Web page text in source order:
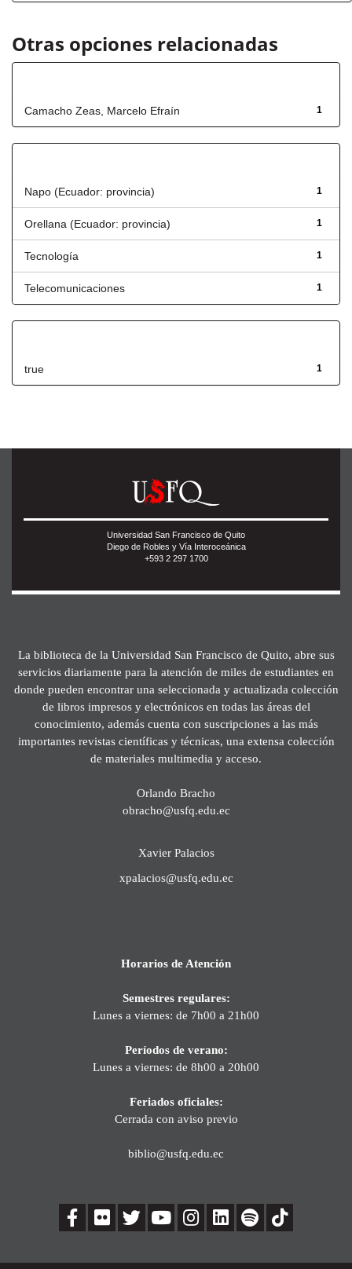
Otras opciones relacionadas
1
Camacho Zeas, Marcelo Efraín
1
Napo (Ecuador: provincia)
1
Orellana (Ecuador: provincia)
1
Tecnología
1
Telecomunicaciones
1
true
Universidad San Francisco de Quito
Diego de Robles y Vía Interoceánica
+593 2 297 1700
La biblioteca de la Universidad San Francisco de Quito, abre sus
servicios diariamente para la atención de miles de estudiantes en
donde pueden encontrar una seleccionada y actualizada colección
de libros impresos y electrónicos en todas las áreas del
conocimiento, además cuenta con suscripciones a las más
importantes revistas científicas y técnicas, una extensa colección
de materiales multimedia y acceso.
Orlando Bracho
obracho@usfq.edu.ec
Xavier Palacios
xpalacios@usfq.edu.ec
Horarios de Atención
Semestres regulares:
Lunes a viernes: de 7h00 a 21h00
Períodos de verano:
Lunes a viernes: de 8h00 a 20h00
Feriados oficiales:
Cerrada con aviso previo
biblio@usfq.edu.ec